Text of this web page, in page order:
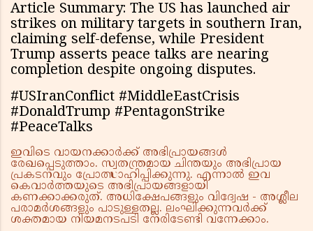
Article Summary: The US has launched air
strikes on military targets in southern Iran,
claiming self-defense, while President
Trump asserts peace talks are nearing
completion despite ongoing disputes.
#USIranConflict #MiddleEastCrisis
#DonaldTrump #PentagonStrike
#PeaceTalks
ഇവിടെ വായനക്കാർക്ക് അഭിപ്രായങ്ങൾ
രേഖപ്പെടുത്താം. സ്വതന്ത്രമായ ചിന്തയും അഭിപ്രായ
പ്രകടനവും പ്രോത്സാഹിപ്പിക്കുന്നു. എന്നാൽ ഇവ
കെവാർത്തയുടെ അഭിപ്രായങ്ങളായി
കണക്കാക്കരുത്. അധിക്ഷേപങ്ങളും വിദ്വേഷ - അശ്ലീല
പരാമർശങ്ങളും പാടുള്ളതല്ല. ലംഘിക്കുന്നവർക്ക്
ശക്തമായ നിയമനടപടി നേരിടേണ്ടി വന്നേക്കാം.